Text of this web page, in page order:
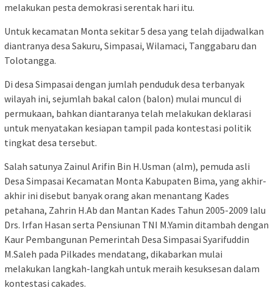
melakukan pesta demokrasi serentak hari itu.
Untuk kecamatan Monta sekitar 5 desa yang telah dijadwalkan
diantranya desa Sakuru, Simpasai, Wilamaci, Tanggabaru dan
Tolotangga.
Di desa Simpasai dengan jumlah penduduk desa terbanyak
wilayah ini, sejumlah bakal calon (balon) mulai muncul di
permukaan, bahkan diantaranya telah melakukan deklarasi
untuk menyatakan kesiapan tampil pada kontestasi politik
tingkat desa tersebut.
Salah satunya Zainul Arifin Bin H.Usman (alm), pemuda asli
Desa Simpasai Kecamatan Monta Kabupaten Bima, yang akhir-
akhir ini disebut banyak orang akan menantang Kades
petahana, Zahrin H.Ab dan Mantan Kades Tahun 2005-2009 lalu
Drs. Irfan Hasan serta Pensiunan TNI M.Yamin ditambah dengan
Kaur Pembangunan Pemerintah Desa Simpasai Syarifuddin
M.Saleh pada Pilkades mendatang, dikabarkan mulai
melakukan langkah-langkah untuk meraih kesuksesan dalam
kontestasi cakades.